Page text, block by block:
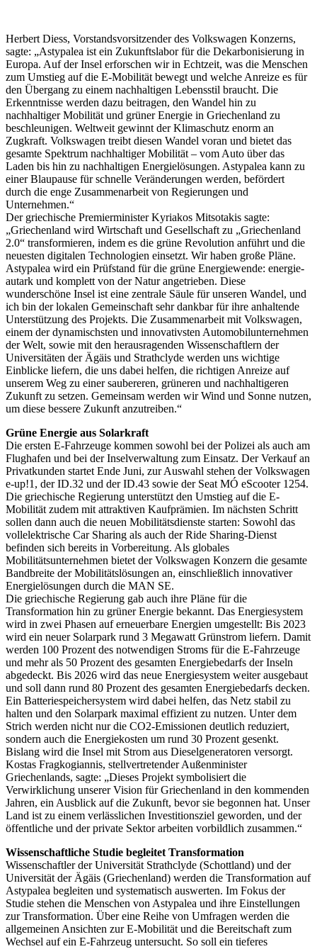
Herbert Diess, Vorstandsvorsitzender des Volkswagen Konzerns,
sagte: „Astypalea ist ein Zukunftslabor für die Dekarbonisierung in
Europa. Auf der Insel erforschen wir in Echtzeit, was die Menschen
zum Umstieg auf die E-Mobilität bewegt und welche Anreize es für
den Übergang zu einem nachhaltigen Lebensstil braucht. Die
Erkenntnisse werden dazu beitragen, den Wandel hin zu
nachhaltiger Mobilität und grüner Energie in Griechenland zu
beschleunigen. Weltweit gewinnt der Klimaschutz enorm an
Zugkraft. Volkswagen treibt diesen Wandel voran und bietet das
gesamte Spektrum nachhaltiger Mobilität – vom Auto über das
Laden bis hin zu nachhaltigen Energielösungen. Astypalea kann zu
einer Blaupause für schnelle Veränderungen werden, befördert
durch die enge Zusammenarbeit von Regierungen und
Unternehmen.“
Der griechische Premierminister Kyriakos Mitsotakis sagte:
„Griechenland wird Wirtschaft und Gesellschaft zu „Griechenland
2.0“ transformieren, indem es die grüne Revolution anführt und die
neuesten digitalen Technologien einsetzt. Wir haben große Pläne.
Astypalea wird ein Prüfstand für die grüne Energiewende: energie-
autark und komplett von der Natur angetrieben. Diese
wunderschöne Insel ist eine zentrale Säule für unseren Wandel, und
ich bin der lokalen Gemeinschaft sehr dankbar für ihre anhaltende
Unterstützung des Projekts. Die Zusammenarbeit mit Volkswagen,
einem der dynamischsten und innovativsten Automobilunternehmen
der Welt, sowie mit den herausragenden Wissenschaftlern der
Universitäten der Ägäis und Strathclyde werden uns wichtige
Einblicke liefern, die uns dabei helfen, die richtigen Anreize auf
unserem Weg zu einer saubereren, grüneren und nachhaltigeren
Zukunft zu setzen. Gemeinsam werden wir Wind und Sonne nutzen,
um diese bessere Zukunft anzutreiben.“
Grüne Energie aus Solarkraft
Die ersten E-Fahrzeuge kommen sowohl bei der Polizei als auch am
Flughafen und bei der Inselverwaltung zum Einsatz. Der Verkauf an
Privatkunden startet Ende Juni, zur Auswahl stehen der Volkswagen
e-up!1, der ID.32 und der ID.43 sowie der Seat MÓ eScooter 1254.
Die griechische Regierung unterstützt den Umstieg auf die E-
Mobilität zudem mit attraktiven Kaufprämien. Im nächsten Schritt
sollen dann auch die neuen Mobilitätsdienste starten: Sowohl das
vollelektrische Car Sharing als auch der Ride Sharing-Dienst
befinden sich bereits in Vorbereitung. Als globales
Mobilitätsunternehmen bietet der Volkswagen Konzern die gesamte
Bandbreite der Mobilitätslösungen an, einschließlich innovativer
Energielösungen durch die MAN SE.
Die griechische Regierung gab auch ihre Pläne für die
Transformation hin zu grüner Energie bekannt. Das Energiesystem
wird in zwei Phasen auf erneuerbare Energien umgestellt: Bis 2023
wird ein neuer Solarpark rund 3 Megawatt Grünstrom liefern. Damit
werden 100 Prozent des notwendigen Stroms für die E-Fahrzeuge
und mehr als 50 Prozent des gesamten Energiebedarfs der Inseln
abgedeckt. Bis 2026 wird das neue Energiesystem weiter ausgebaut
und soll dann rund 80 Prozent des gesamten Energiebedarfs decken.
Ein Batteriespeichersystem wird dabei helfen, das Netz stabil zu
halten und den Solarpark maximal effizient zu nutzen. Unter dem
Strich werden nicht nur die CO2-Emissionen deutlich reduziert,
sondern auch die Energiekosten um rund 30 Prozent gesenkt.
Bislang wird die Insel mit Strom aus Dieselgeneratoren versorgt.
Kostas Fragkogiannis, stellvertretender Außenminister
Griechenlands, sagte: „Dieses Projekt symbolisiert die
Verwirklichung unserer Vision für Griechenland in den kommenden
Jahren, ein Ausblick auf die Zukunft, bevor sie begonnen hat. Unser
Land ist zu einem verlässlichen Investitionsziel geworden, und der
öffentliche und der private Sektor arbeiten vorbildlich zusammen.“
Wissenschaftliche Studie begleitet Transformation
Wissenschaftler der Universität Strathclyde (Schottland) und der
Universität der Ägäis (Griechenland) werden die Transformation auf
Astypalea begleiten und systematisch auswerten. Im Fokus der
Studie stehen die Menschen von Astypalea und ihre Einstellungen
zur Transformation. Über eine Reihe von Umfragen werden die
allgemeinen Ansichten zur E-Mobilität und die Bereitschaft zum
Wechsel auf ein E-Fahrzeug untersucht. So soll ein tieferes